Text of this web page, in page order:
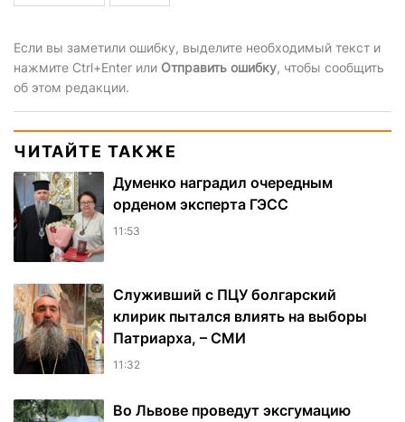
Если вы заметили ошибку, выделите необходимый текст и
нажмите Ctrl+Enter или Отправить ошибку, чтобы сообщить
об этом редакции.
ЧИТАЙТЕ ТАКЖЕ
Думенко наградил очередным
орденом эксперта ГЭСС
11:53
Служивший с ПЦУ болгарский
клирик пытался влиять на выборы
Патриарха, – СМИ
11:32
Во Львове проведут эксгумацию